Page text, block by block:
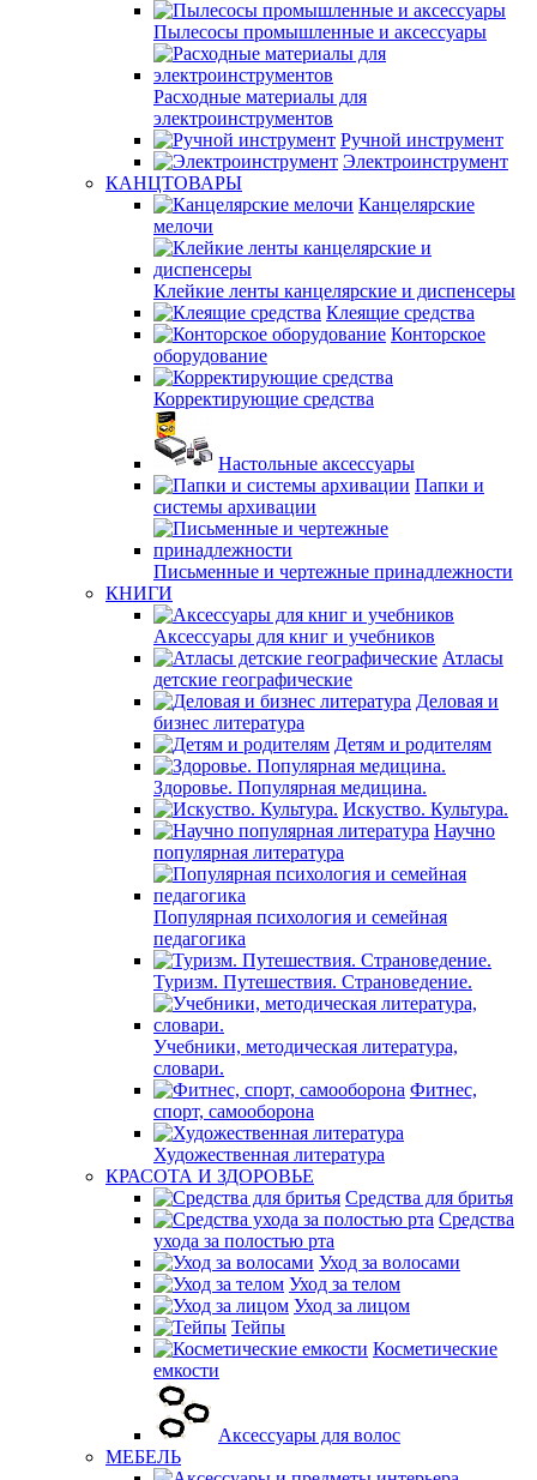
Пылесосы промышленные и аксессуары
Расходные материалы для
электроинструментов
Ручной инструмент
Электроинструмент
КАНЦТОВАРЫ
Канцелярские
мелочи
Клейкие ленты канцелярские и диспенсеры
Клеящие средства
Конторское
оборудование
Корректирующие средства
Настольные аксессуары
Папки и
системы архивации
Письменные и чертежные принадлежности
КНИГИ
Аксессуары для книг и учебников
Атласы
детские географические
Деловая и
бизнес литература
Детям и родителям
Здоровье. Популярная медицина.
Искуство. Культура.
Научно
популярная литература
Популярная психология и семейная
педагогика
Туризм. Путешествия. Страноведение.
Учебники, методическая литература,
словари.
Фитнес,
спорт, самооборона
Художественная литература
КРАСОТА И ЗДОРОВЬЕ
Средства для бритья
Средства
ухода за полостью рта
Уход за волосами
Уход за телом
Уход за лицом
Тейпы
Косметические
емкости
Аксессуары для волос
МЕБЕЛЬ